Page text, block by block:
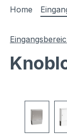
Home